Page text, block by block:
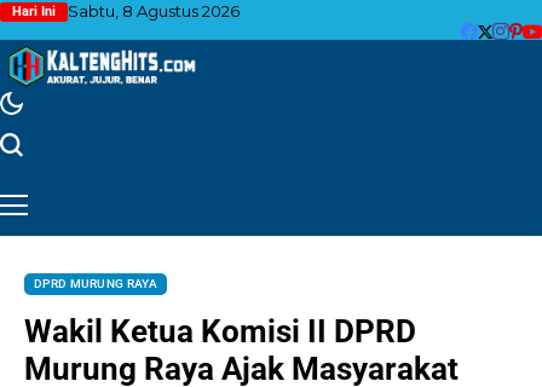
Hari Ini Sabtu, 8 Agustus 2026
DPRD MURUNG RAYA
Wakil Ketua Komisi II DPRD
Murung Raya Ajak Masyarakat